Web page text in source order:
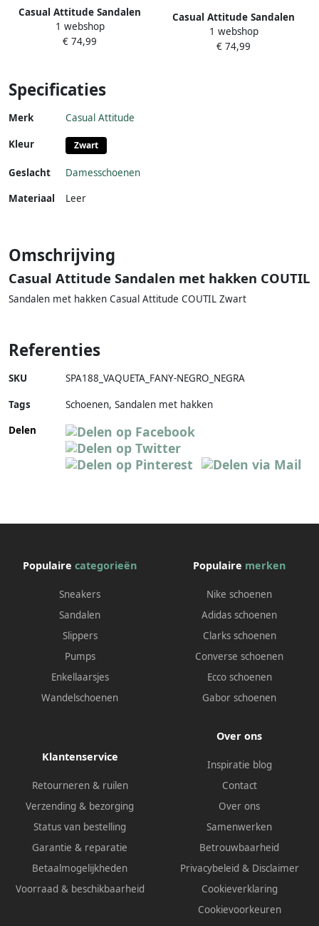
Casual Attitude Sandalen
met hakken COUTIL
1 webshop
€ 74,99
Casual Attitude Sandalen
met hakken COUTIL
1 webshop
€ 74,99
Specificaties
Merk Casual Attitude
Kleur Zwart
Geslacht
Damesschoenen
Materiaal
Leer
Omschrijving
Casual Attitude Sandalen met hakken COUTIL
Sandalen met hakken Casual Attitude COUTIL Zwart
Referenties
SKU SPA188_VAQUETA_FANY-NEGRO_NEGRA
Tags
Schoenen, Sandalen met hakken
Delen
Populaire categorieën
Sneakers
Sandalen
Slippers
Pumps
Enkellaarsjes
Wandelschoenen
Populaire merken
Nike schoenen
Adidas schoenen
Clarks schoenen
Converse schoenen
Ecco schoenen
Gabor schoenen
Klantenservice
Retourneren & ruilen
Verzending & bezorging
Status van bestelling
Garantie & reparatie
Betaalmogelijkheden
Voorraad & beschikbaarheid
Over ons
Inspiratie blog
Contact
Over ons
Samenwerken
Betrouwbaarheid
Privacybeleid & Disclaimer
Cookieverklaring
Cookievoorkeuren